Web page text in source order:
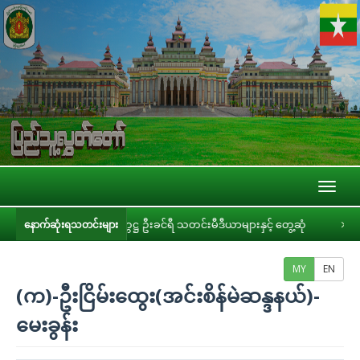
နောက်ဆုံးရသတင်းများ
ကဋ္ဌ ဦးခင်ရီ သတင်းမီဒီယာများနှင့် တွေ့ဆုံ ပြည်သူ့လွှတ်တော် အစိုးရ၏
MY EN
(က)-ဦးငြိမ်းထွေး(အင်းစိန်မဲဆန္ဒနယ်)-
မေးခွန်း